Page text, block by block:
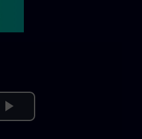
Play